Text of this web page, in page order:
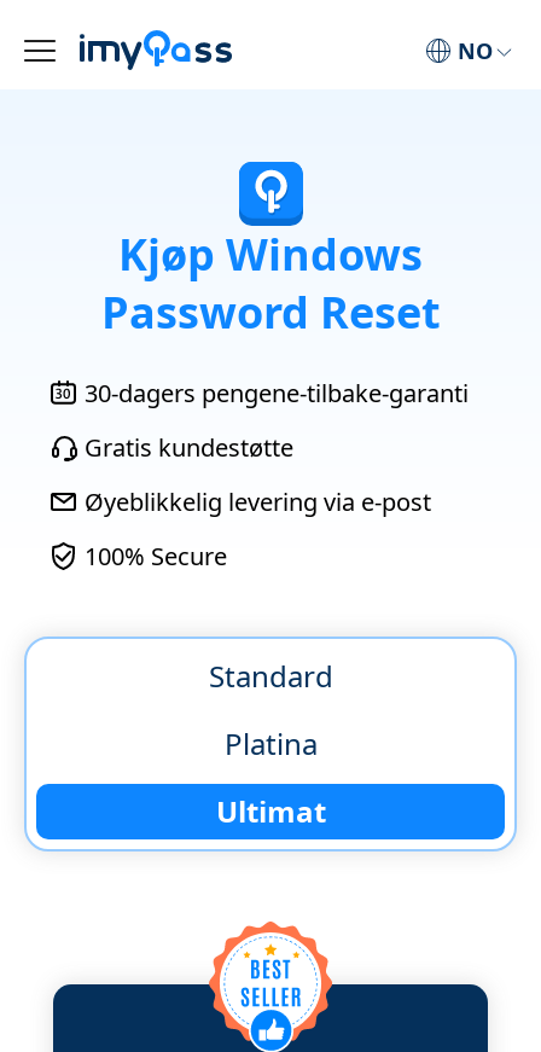
NO
Kjøp Windows
Password Reset
30-dagers pengene-tilbake-garanti
Gratis kundestøtte
Øyeblikkelig levering via e-post
100% Secure
Standard
Platina
Ultimat